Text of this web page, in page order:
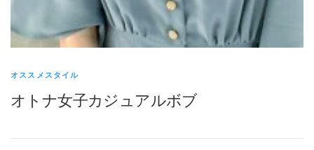
オススメスタイル
オトナ女子カジュアルボブ